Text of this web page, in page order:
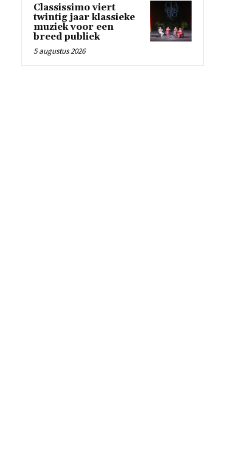
Classissimo viert
twintig jaar klassieke
muziek voor een
breed publiek
5 augustus 2026